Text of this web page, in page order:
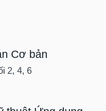
Cơ bản
2, 4, 6